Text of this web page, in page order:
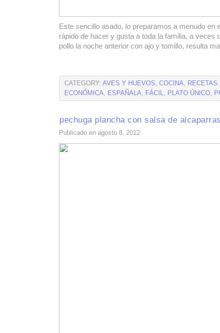
Este sencillo asado, lo preparamos a menudo en
rápido de hacer y gusta a toda la familia, a veces
pollo la noche anterior con ajo y tomillo, resulta
CATEGORY: AVES Y HUEVOS, COCINA, RECETAS
ECONÓMICA, ESPAÑALA, FÁCIL, PLATO ÚNICO,
pechuga plancha con salsa de
Publicado en agosto 8, 2012